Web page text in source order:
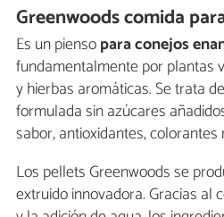
Greenwoods comida
Es un piensopara conejos
fundamentalmente por plantas
y hierbas aromáticas. Se trata
formulada sin azúcares
sabor, antioxidantes, colorantes
Los pellets Greenwoods se
extruido innovadora. Gracias al